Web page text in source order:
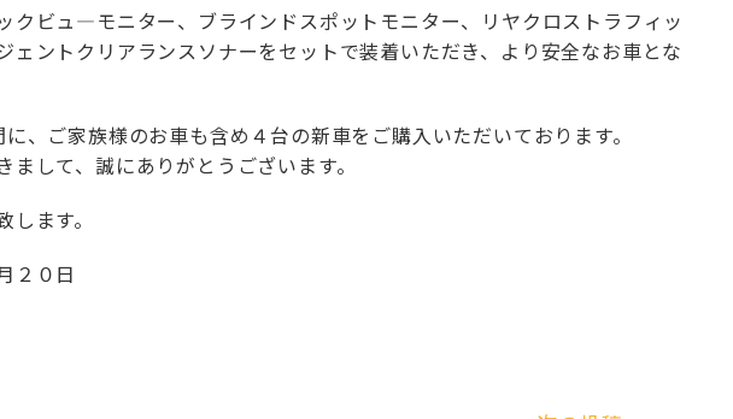
クビュ―モニター、ブラインドスポットモニター、リヤクロストラフィッ
ェントクリアランスソナーをセットで装着いただき、より安全なお車とな
、ご家族様のお車も含め４台の新車をご購入いただいております。
まして、誠にありがとうございます。
ます。
２０日